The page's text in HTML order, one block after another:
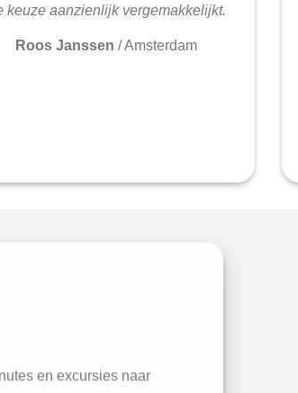
keuze aanzienlijk vergemakkelijkt.
Roos Janssen /Amsterdam
en excursies naar